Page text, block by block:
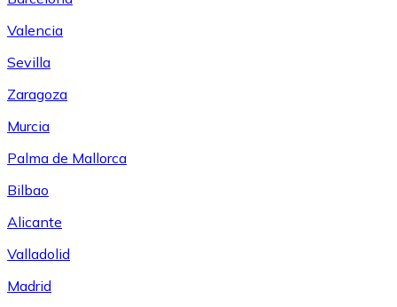
Valencia
Sevilla
Zaragoza
Murcia
Palma de Mallorca
Bilbao
Alicante
Valladolid
Madrid